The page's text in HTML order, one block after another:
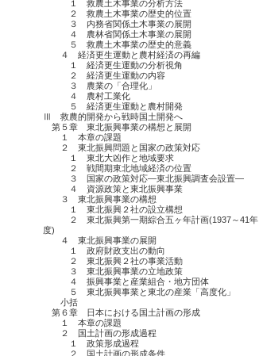
１ 救農土木事業の分析方法
２ 救農土木事業の歴史的位置
３ 内務省関係土木事業の展開
４ 農林省関係土木事業の展開
５ 救農土木事業の歴史的意義
４ 経済更生運動と農村経済の再編
１ 経済更生運動の分析視角
２ 経済更生運動の内容
３ 農業の「合理化」
４ 農村工業化
５ 経済更生運動と農村開発
Ⅲ 救農的開発から戦時国土開発へ
第５章 東北振興事業の構想と展開
１ 本章の課題
２ 東北振興問題と国家の政策対応
１ 東北大凶作と地域要求
２ 戦間期東北地域経済の位置
３ 国家の政策対応―東北振興調査会設置―
４ 資源政策と東北振興事業
３ 東北振興事業の構想
１ 東北振興２社の設立構想
２ 東北振興第一期綜合五ヶ年計画(1937～41年
度)
４ 東北振興事業の展開
１ 政府財政支出の動向
２ 東北振興２社の事業活動
３ 東北振興事業の立地政策
４ 振興事業と産業組合・地方団体
５ 東北振興事業と東北の産業「高度化」
小括
第６章 日本における国土計画の形成
１ 本章の課題
２ 国土計画の形成過程
１ 政策形成過程
２ 国土計画の形成条件